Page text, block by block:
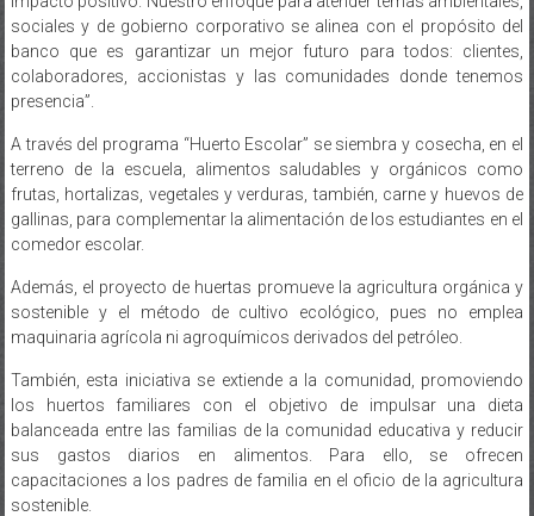
sociales y de gobierno corporativo se alinea con el propósito del
banco que es garantizar un mejor futuro para todos: clientes,
colaboradores, accionistas y las comunidades donde tenemos
presencia”.
A través del programa “Huerto Escolar” se siembra y cosecha, en el
terreno de la escuela, alimentos saludables y orgánicos como
frutas, hortalizas, vegetales y verduras, también, carne y huevos de
gallinas, para complementar la alimentación de los estudiantes en el
comedor escolar.
Además, el proyecto de huertas promueve la agricultura orgánica y
sostenible y el método de cultivo ecológico, pues no emplea
maquinaria agrícola ni agroquímicos derivados del petróleo.
También, esta iniciativa se extiende a la comunidad, promoviendo
los huertos familiares con el objetivo de impulsar una dieta
balanceada entre las familias de la comunidad educativa y reducir
sus gastos diarios en alimentos. Para ello, se ofrecen
capacitaciones a los padres de familia en el oficio de la agricultura
sostenible.